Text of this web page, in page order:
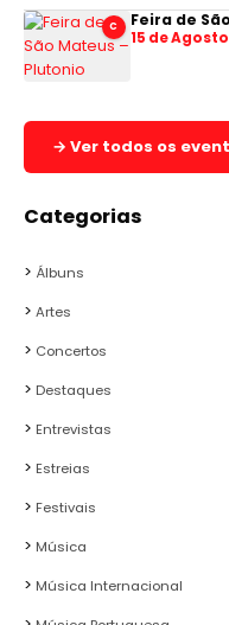
C Feira de
15 de
→ Ver todos os
Categorias
Álbuns
Artes
Concertos
Destaques
Entrevistas
Estreias
Festivais
Música
Música Internacional